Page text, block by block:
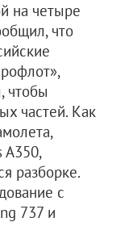
на четыре
что
чтобы
частей. Как
A350,
разборке.
с
737 и